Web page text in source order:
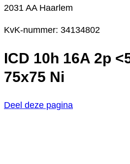
2031 AA Haarlem
KvK-nummer: 34134802
ICD 10h 16A 2p
75x75 Ni
Deel deze pagina